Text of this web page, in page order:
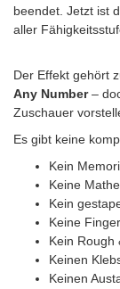
beendet. Jetzt ist
aller
Der Effekt gehört
Any Number–
Zuschauer
Es gibt keine
Kein
Keine
Kein
Keine
Kein Rough
Keinen
Keinen